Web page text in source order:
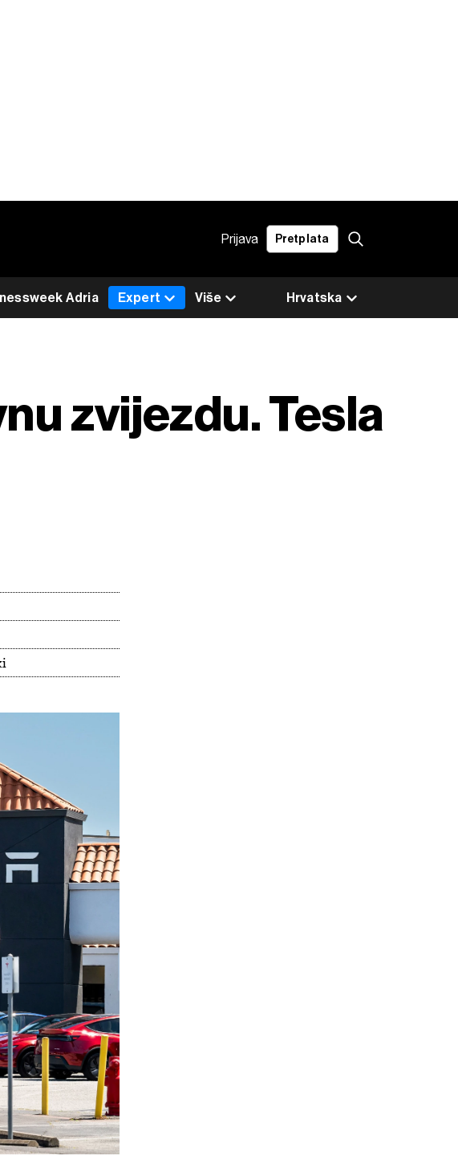
Prijava Pretplata
Adria Hrvatska
Expert Više
zvijezdu. Tesla